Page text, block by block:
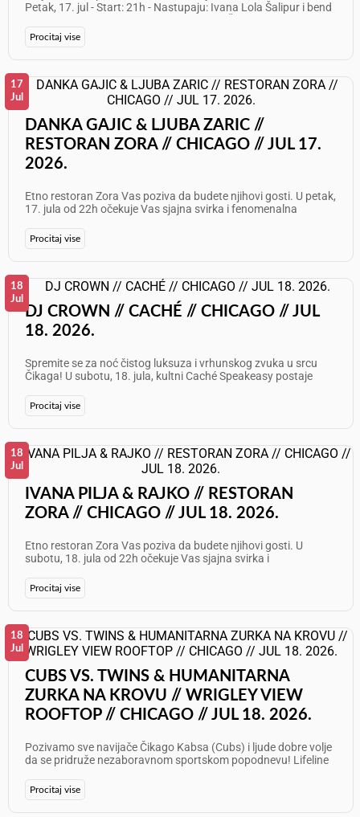
Petak, 17. jul - Start: 21h - Nastupaju: Ivana Lola Šalipur i bend
provod!
Procitaj vise
DANKA GAJIC & LJUBA ZARIC //
RESTORAN ZORA // CHICAGO // JUL 17.
2026.
Etno restoran Zora Vas poziva da budete njihovi gosti. U petak,
17. jula od 22h očekuje Vas sjajna svirka i fenomenalna
rezervacije: 773 625 7087 Želimo Vam odličan provod!
Procitaj vise
17
Jul
DJ CROWN // CACHÉ // CHICAGO // JUL
18. 2026.
Spremite se za noć čistog luksuza i vrhunskog zvuka u srcu
Čikaga! U subotu, 18. jula, kultni Caché Speakeasy postaje
CROWN. Uživajte u sofisticiranom ambijentu, vrhunskim
koktelima i ritmovima koji ne dozvoljavaju stajanje. Ovo nije
samo izlazak, već doživljaj koji se pamti! Datum: Subota, 18. jul
2026. Vreme: 10 PM – 2 AM Izvođač: DJ CROWN (Live Set)
Atmosfera: Speakeasy Chic &amp; High Energy Beats Dođite
da osetite energiju skrivene dragulj-lokacije u Čikagu gde se
elegancija susreće sa modernim klupskim zvukom. Lokacija:
Caché Speakeasy Adresa: 1446 N Wells St, Chicago, IL 60610
Telefon: 312 374 8588 Rezervišite svoje mesto na vreme i
budite deo najtraženije subote u gradu!
Procitaj vise
18
Jul
IVANA PILJA & RAJKO // RESTORAN
ZORA // CHICAGO // JUL 18. 2026.
Etno restoran Zora Vas poziva da budete njihovi gosti. U
subotu, 18. jula od 22h očekuje Vas sjajna svirka i
Paunović Informacije i rezervacije: 773 625 7087 Želimo Vam
odličan provod!
Procitaj vise
18
Jul
CUBS VS. TWINS & HUMANITARNA
ZURKA NA KROVU // WRIGLEY VIEW
ROOFTOP // CHICAGO // JUL 18. 2026.
Pozivamo sve navijače Čikago Kabsa (Cubs) i ljude dobre volje
da se pridruže nezaboravnom sportskom popodnevu! Lifeline
utakmice sa krova (Rooftop party) na čuvenoj adresi pored
Wrigley Field-a. Uživajte u vrhunskom bejzbolu, sjajnom
druženju i direktno podržite rad humanitarne organizacije
Procitaj vise
18
Jul